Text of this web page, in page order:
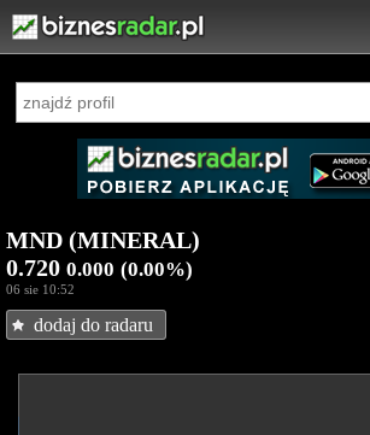
MND (MINERAL)
0.720 0.000 (0.00%)
06 sie 10:52
dodaj do radaru